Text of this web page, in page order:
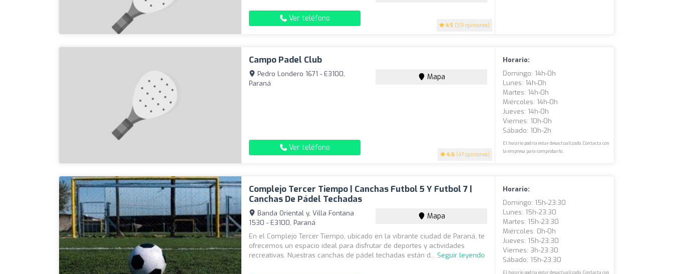
4.5 (59 opiniones)
Ver teléfono
Campo Padel Club
4.6 (47 opiniones)
Pedro Londero 1671 - E3100,
Paraná
Mapa
Ver teléfono
Horario:
Domingo: 14h-0h
Lunes: 14h-0h
Martes: 14h-0h
Miércoles: 14h-0h
Jueves: 14h-0h
Viernes: 10h-0h
Sábado: 10h-2h
El horario podría estar desactualizado. Contacta con
la empresa para comprobarlo.
Complejo Tercer Tiempo | Canchas Futbol 5 Y Futbol 7 |
Canchas De Pádel Techadas
Banda Oriental y, Villa Fontana
1530 - E3100, Paraná
Mapa
En el Complejo Tercer Tiempo, ubicado en la vibrante ciudad de Paraná, te
ofrecemos un espacio ideal para disfrutar de deportes y actividades
recreativas. Nuestras canchas de pádel techadas están d... Seguir leyendo
Horario:
Domingo: 15h-23:30
Lunes: 15h-23:30
Martes: 15h-23:30
Miércoles: 0h-0h
Jueves: 15h-23:30
Viernes: 3h-23:30
Sábado: 15h-23:30
El horario podría estar desactualizado. Contacta con